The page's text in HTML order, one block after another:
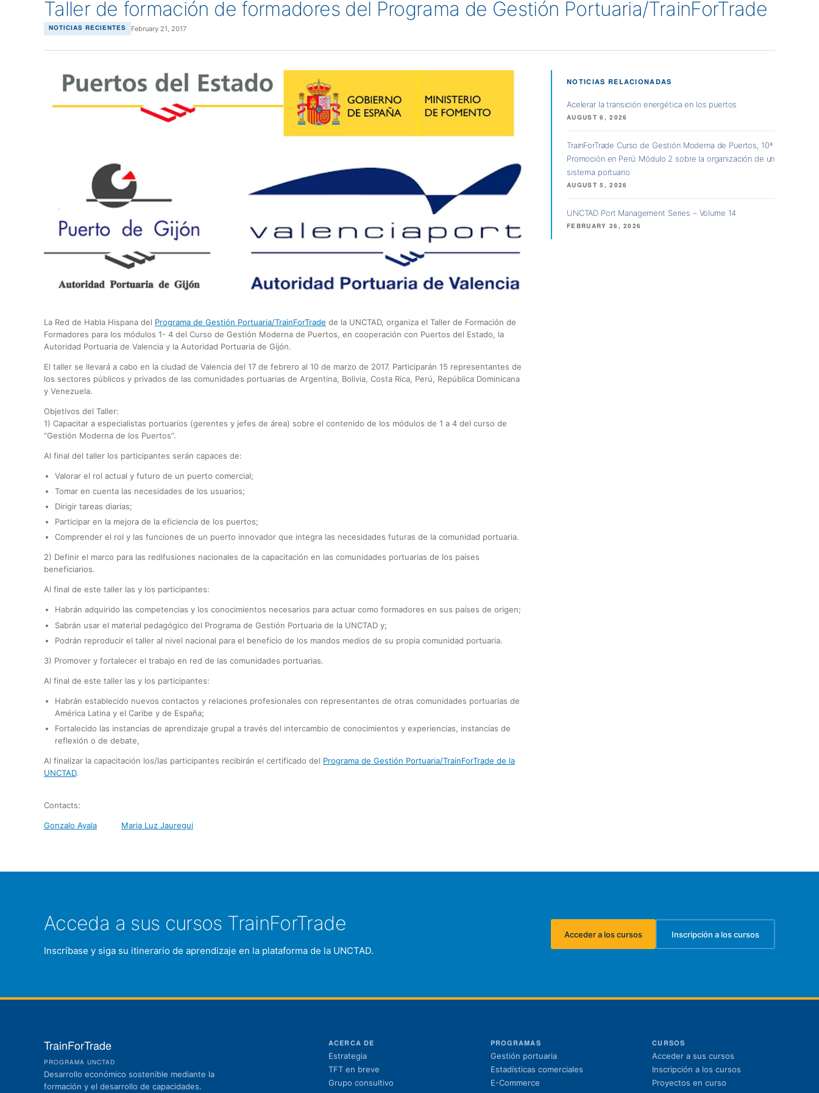
Taller de formación de formadores del Programa de Gestión Portuaria/TrainForTrade
NOTICIAS RECIENTES February 21, 2017
La Red de Habla Hispana del Programa de Gestión Portuaria/TrainForTrade de la UNCTAD, organiza el Taller de Formación de
Formadores para los módulos 1- 4 del Curso de Gestión Moderna de Puertos, en cooperación con Puertos del Estado, la
Autoridad Portuaria de Valencia y la Autoridad Portuaria de Gijón.
El taller se llevará a cabo en la ciudad de Valencia del 17 de febrero al 10 de marzo de 2017. Participarán 15 representantes de
los sectores públicos y privados de las comunidades portuarias de Argentina, Bolivia, Costa Rica, Perú, República Dominicana
y Venezuela.
Objetivos del Taller:
1) Capacitar a especialistas portuarios (gerentes y jefes de área) sobre el contenido de los módulos de 1 a 4 del curso de
“Gestión Moderna de los Puertos”.
Al final del taller los participantes serán capaces de:
Valorar el rol actual y futuro de un puerto comercial;
Tomar en cuenta las necesidades de los usuarios;
Dirigir tareas diarias;
Participar en la mejora de la eficiencia de los puertos;
Comprender el rol y las funciones de un puerto innovador que integra las necesidades futuras de la comunidad portuaria.
2) Definir el marco para las redifusiones nacionales de la capacitación en las comunidades portuarias de los países
beneficiarios.
Al final de este taller las y los participantes:
Habrán adquirido las competencias y los conocimientos necesarios para actuar como formadores en sus países de origen;
Sabrán usar el material pedagógico del Programa de Gestión Portuaria de la UNCTAD y;
Podrán reproducir el taller al nivel nacional para el beneficio de los mandos medios de su propia comunidad portuaria.
3) Promover y fortalecer el trabajo en red de las comunidades portuarias.
Al final de este taller las y los participantes:
Habrán establecido nuevos contactos y relaciones profesionales con representantes de otras comunidades portuarias de
América Latina y el Caribe y de España;
Fortalecido las instancias de aprendizaje grupal a través del intercambio de conocimientos y experiencias, instancias de
reflexión o de debate,
Al finalizar la capacitación los/las participantes recibirán el certificado del Programa de Gestión Portuaria/TrainForTrade de la
UNCTAD.
Contacts:
Gonzalo Ayala Maria Luz Jauregui
NOTICIAS RELACIONADAS
Acelerar la transición energética en los puertos
AUGUST 6, 2026
TrainForTrade Curso de Gestión Moderna de Puertos, 10ª
Promoción en Perú: Módulo 2 sobre la organización de un
sistema portuario
AUGUST 5, 2026
UNCTAD Port Management Series – Volume 14
FEBRUARY 26, 2026
Acceda a sus cursos TrainForTrade
Inscríbase y siga su itinerario de aprendizaje en la plataforma de la UNCTAD.
Acceder a los cursos
(se abre en una nueva pestaña)
Inscripción a los cursos
(se abre en una nueva
TrainForTrade
PROGRAMA UNCTAD
Desarrollo económico sostenible mediante la
formación y el desarrollo de capacidades.
ACERCA DE
Estrategia
TFT en breve
Grupo consultivo
PROGRAMAS
Gestión portuaria
Estadísticas comerciales
E-Commerce
CURSOS
Acceder a sus cursos
Inscripción a los cursos
Proyectos en curso